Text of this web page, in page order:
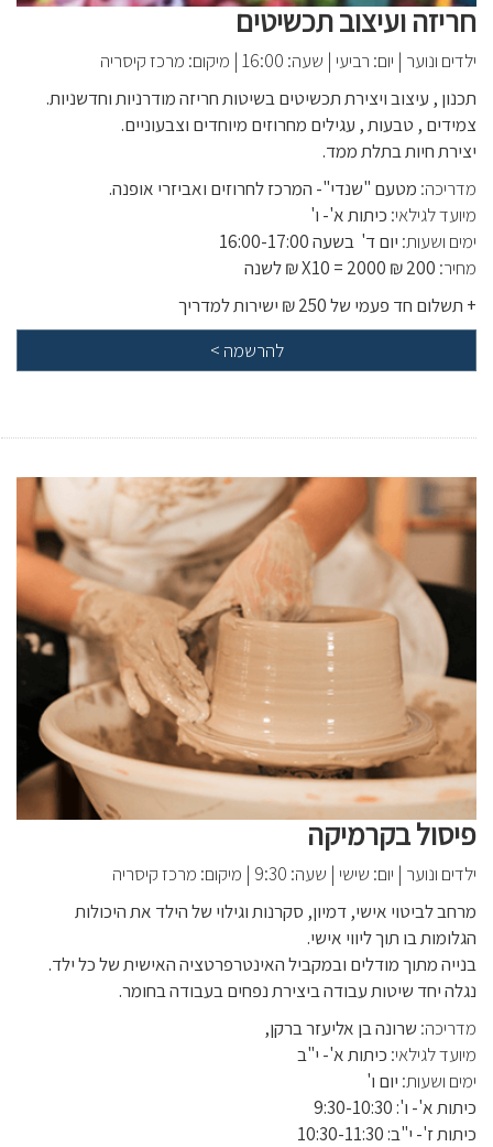
חריזה ועיצוב תכשיטים
ילדים ונוער | יום: רביעי | שעה: 16:00 | מיקום: מרכז קיסריה
תכנון , עיצוב ויצירת תכשיטים בשיטות חריזה מודרניות וחדשניות.
צמידים , טבעות , עגילים מחרוזים מיוחדים וצבעוניים.
יצירת חיות בתלת ממד.
מדריכה: מטעם "שנדי"- המרכז לחרוזים ואביזרי אופנה.
מיועד לגילאי: כיתות א'- ו'
ימים ושעות: יום ד' בשעה 16:00-17:00
מחיר:
+ תשלום חד פעמי של 250 ₪ ישירות למדריך
להרשמה >
פיסול בקרמיקה
ילדים ונוער | יום: שישי | שעה: 9:30 | מיקום: מרכז קיסריה
מרחב לביטוי אישי, דמיון, סקרנות וגילוי של הילד את היכולות
הגלומות בו תוך ליווי אישי.
בנייה מתוך מודלים ובמקביל האינטרפרטציה האישית של כל ילד.
נגלה יחד שיטות עבודה ביצירת נפחים בעבודה בחומר.
מדריכה: שרונה בן אליעזר ברקן,
מיועד לגילאי: כיתות א'- י"ב
ימים ושעות: יום ו'
כיתות א'- ו': 9:30-10:30
כיתות ז'- י"ב: 10:30-11:30